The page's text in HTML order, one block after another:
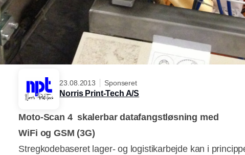
23.08.2013 Sponseret
Norris Print-Tech A/S
Moto-Scan 4  skalerbar datafangstløsning med
WiFi og GSM (3G)
Stregkodebaseret lager- og logistikarbejde kan i